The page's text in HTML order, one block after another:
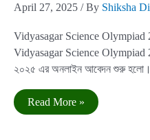
April 27, 2025 / By Shiksha
Vidyasagar Science
Vidyasagar Science Olympiad
২০২৫ এর অনলাইন আবেদন শুরু হলো।
বিদ্যাসাগর
সায়েন্স
Read More »